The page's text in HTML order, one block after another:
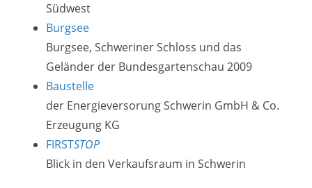
Südwest
Burgsee
Burgsee, Schweriner Schloss und das
Geländer der Bundesgartenschau 2009
Baustelle
der Energieversorung Schwerin GmbH & Co.
Erzeugung KG
FIRSTSTOP
Blick in den Verkaufsraum in Schwerin